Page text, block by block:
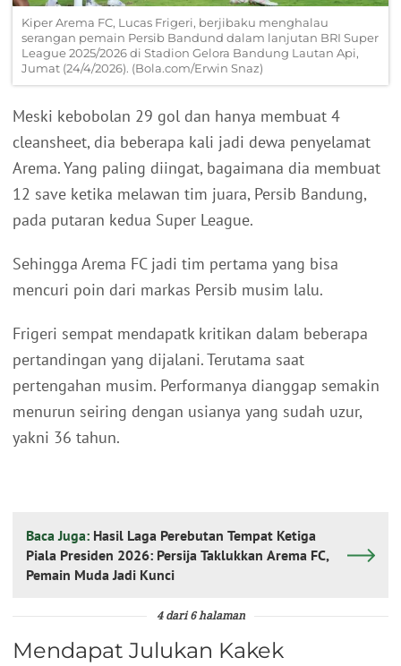
Kiper Arema FC, Lucas Frigeri, berjibaku menghalau
serangan pemain Persib Bandund dalam lanjutan BRI Super
League 2025/2026 di Stadion Gelora Bandung Lautan Api,
Jumat (24/4/2026). (Bola.com/Erwin Snaz)
Meski kebobolan 29 gol dan hanya membuat 4
cleansheet, dia beberapa kali jadi dewa penyelamat
Arema. Yang paling diingat, bagaimana dia membuat
12 save ketika melawan tim juara, Persib Bandung,
pada putaran kedua Super League.
Sehingga Arema FC jadi tim pertama yang bisa
mencuri poin dari markas Persib musim lalu.
Frigeri sempat mendapatk kritikan dalam beberapa
pertandingan yang dijalani. Terutama saat
pertengahan musim. Performanya dianggap semakin
menurun seiring dengan usianya yang sudah uzur,
yakni 36 tahun.
Baca Juga: Hasil Laga Perebutan Tempat Ketiga
Piala Presiden 2026: Persija Taklukkan Arema FC,
Pemain Muda Jadi Kunci
4 dari 6 halaman
Mendapat Julukan Kakek